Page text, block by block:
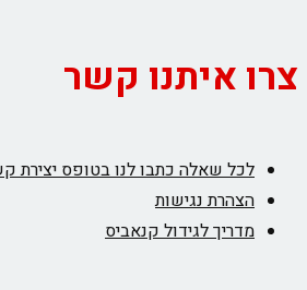
איתנו קשר
שאלה כתבו לנו בטופס יצירת קשר באתר
נגישות
לגידול קנאביס